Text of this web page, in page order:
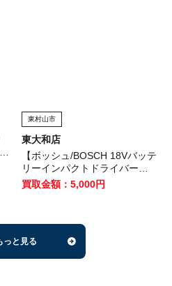
東村山市
東大和店
【ボッシュ/BOSCH 18Vバッテ
リーインパクトドライバー
GDR18V-EC6 】東村山市のお
客様から買取させていただきま
買取金額：5,000円
っと見る